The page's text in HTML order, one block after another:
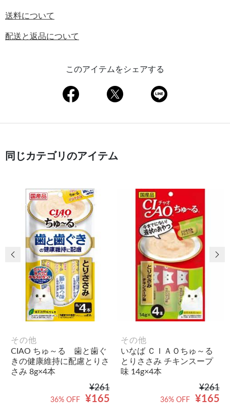
送料について
配送と返品について
このアイテムをシェアする
同じカテゴリのアイテム
その他
CIAO ちゅ～る 歯と歯ぐ
きの健康維持に配慮とりさ
さみ 8g×4本
¥261
¥165
36% OFF
その他
いなば ＣＩＡＯちゅ～る
とりささみ チキンスープ
味 14g×4本
¥261
¥165
36% OFF
前の画像 次